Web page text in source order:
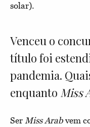
solar).
Venceu o
título foi
pandemia.
enquanto Miss
Ser Miss Arabvem